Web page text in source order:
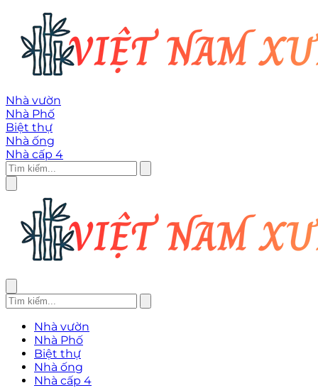
Nhà vườn
Nhà Phố
Biệt thự
Nhà ống
Nhà cấp 4
Nhà vườn
Nhà Phố
Biệt thự
Nhà ống
Nhà cấp 4